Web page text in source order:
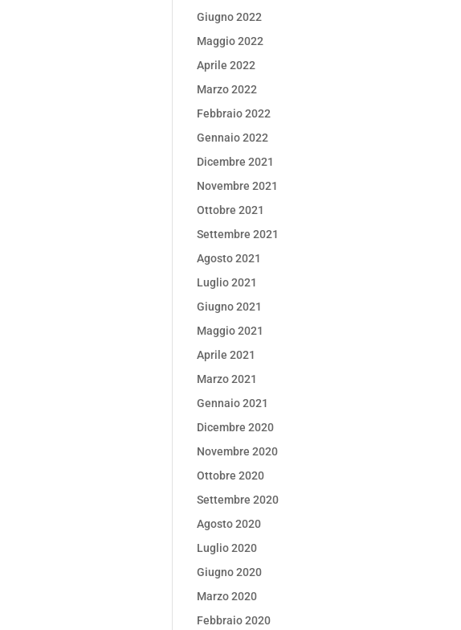
Giugno 2022
Maggio 2022
Aprile 2022
Marzo 2022
Febbraio 2022
Gennaio 2022
Dicembre 2021
Novembre 2021
Ottobre 2021
Settembre 2021
Agosto 2021
Luglio 2021
Giugno 2021
Maggio 2021
Aprile 2021
Marzo 2021
Gennaio 2021
Dicembre 2020
Novembre 2020
Ottobre 2020
Settembre 2020
Agosto 2020
Luglio 2020
Giugno 2020
Marzo 2020
Febbraio 2020